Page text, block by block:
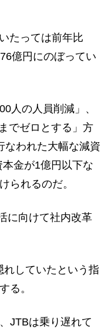
たっては前年比
億円にのぼってい
人の人員削減」、
でゼロとする」方
なわれた大幅な減資
金が1億円以下な
られるのだ。
に向けて社内改革
していたという指
る。
JTBは乗り遅れて